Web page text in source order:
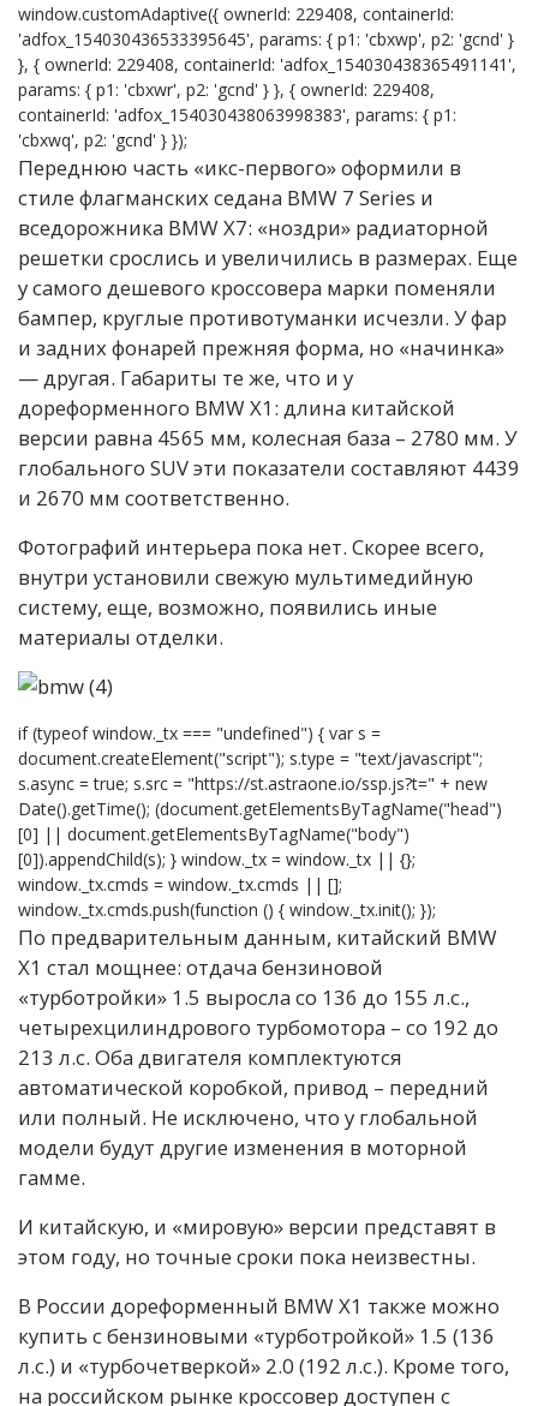
window.customAdaptive({ ownerId: 229408, containerId:
'adfox_154030436533395645', params: { p1: 'cbxwp', p2: 'gcnd' }
}, { ownerId: 229408, containerId: 'adfox_154030438365491141',
params: { p1: 'cbxwr', p2: 'gcnd' } }, { ownerId: 229408,
containerId: 'adfox_154030438063998383', params: { p1:
'cbxwq', p2: 'gcnd' } });
Переднюю часть «икс-первого» оформили в
стиле флагманских седана BMW 7 Series и
вседорожника BMW X7: «ноздри» радиаторной
решетки срослись и увеличились в размерах. Еще
у самого дешевого кроссовера марки поменяли
бампер, круглые противотуманки исчезли. У фар
и задних фонарей прежняя форма, но «начинка»
— другая. Габариты те же, что и у
дореформенного BMW X1: длина китайской
версии равна 4565 мм, колесная база – 2780 мм. У
глобального SUV эти показатели составляют 4439
и 2670 мм соответственно.
Фотографий интерьера пока нет. Скорее всего,
внутри установили свежую мультимедийную
систему, еще, возможно, появились иные
материалы отделки.
if (typeof window._tx === "undefined") { var s =
document.createElement("script"); s.type = "text/javascript";
s.async = true; s.src = "https://st.astraone.io/ssp.js?t=" + new
Date().getTime(); (document.getElementsByTagName("head")
[0] || document.getElementsByTagName("body")
[0]).appendChild(s); } window._tx = window._tx || {};
window._tx.cmds = window._tx.cmds || [];
window._tx.cmds.push(function () { window._tx.init(); });
По предварительным данным, китайский BMW
X1 стал мощнее: отдача бензиновой
«турботройки» 1.5 выросла со 136 до 155 л.с.,
четырехцилиндрового турбомотора – со 192 до
213 л.с. Оба двигателя комплектуются
автоматической коробкой, привод – передний
или полный. Не исключено, что у глобальной
модели будут другие изменения в моторной
гамме.
И китайскую, и «мировую» версии представят в
этом году, но точные сроки пока неизвестны.
В России дореформенный BMW X1 также можно
купить с бензиновыми «турботройкой» 1.5 (136
л.с.) и «турбочетверкой» 2.0 (192 л.с.). Кроме того,
на российском рынке кроссовер доступен с